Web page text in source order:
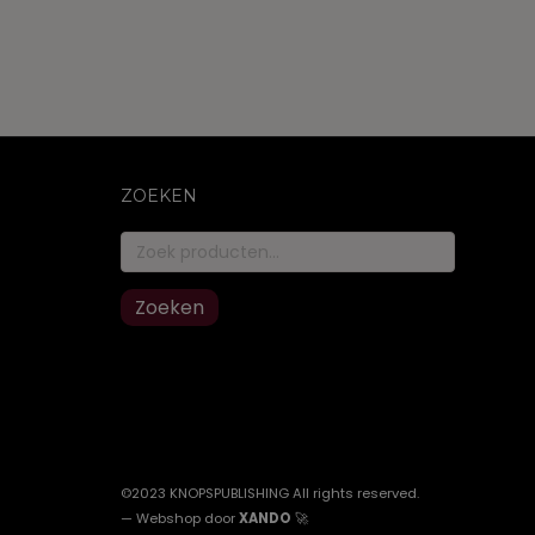
ZOEKEN
Zoeken
naar:
Zoeken
©2023 KNOPSPUBLISHING All rights reserved.
— Webshop doorXANDO 🚀